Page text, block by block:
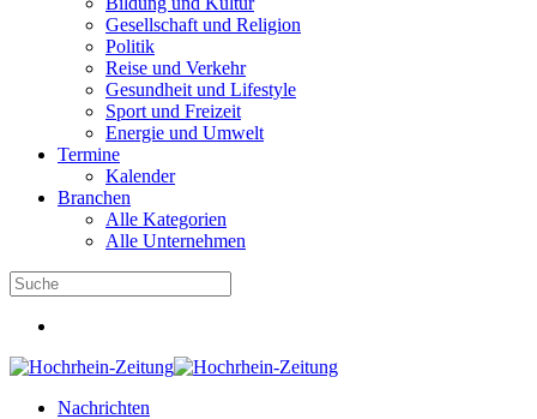
Gesellschaft und Religion
Politik
Reise und Verkehr
Gesundheit und Lifestyle
Sport und Freizeit
Energie und Umwelt
Termine
Kalender
Branchen
Alle Kategorien
Alle Unternehmen
Nachrichten